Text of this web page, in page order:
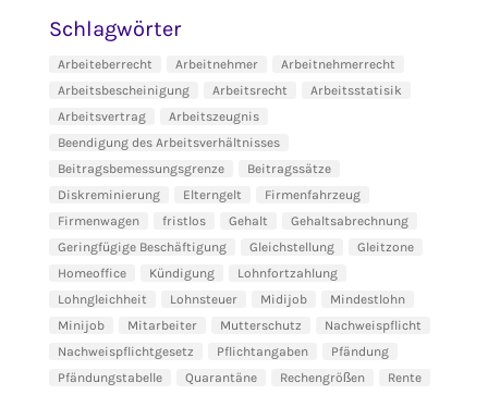
Schlagwörter
Arbeiteberrecht Arbeitnehmer
Arbeitnehmerrecht
Arbeitsbescheinigung
Arbeitsrecht
Arbeitsstatisik
Arbeitsvertrag
Arbeitszeugnis
Beendigung des Arbeitsverhältnisses
Beitragsbemessungsgrenze
Beitragssätze
Diskreminierung
Elterngelt
Firmenfahrzeug
Firmenwagen
fristlos Gehalt
Gehaltsabrechnung
Geringfügige Beschäftigung
Gleichstellung
Gleitzone
Homeoffice
Kündigung
Lohnfortzahlung
Lohngleichheit
Lohnsteuer Midijob
Mindestlohn
Minijob
Mitarbeiter Mutterschutz
Nachweispflicht
Nachweispflichtgesetz
Pflichtangaben
Pfändung
Pfändungstabelle
Quarantäne Rechengrößen
Rente